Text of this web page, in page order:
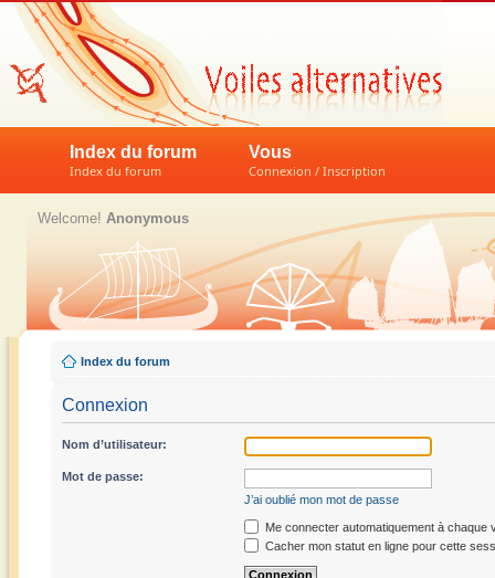
Index du forum
Index du forum
Vous
Connexion / Inscription
Welcome! Anonymous
Index du forum
Connexion
Nom d’utilisateur:
Mot de passe:
J’ai oublié mon mot de passe
Me connecter automatiquement à chaque
Cacher mon statut en ligne pour cette